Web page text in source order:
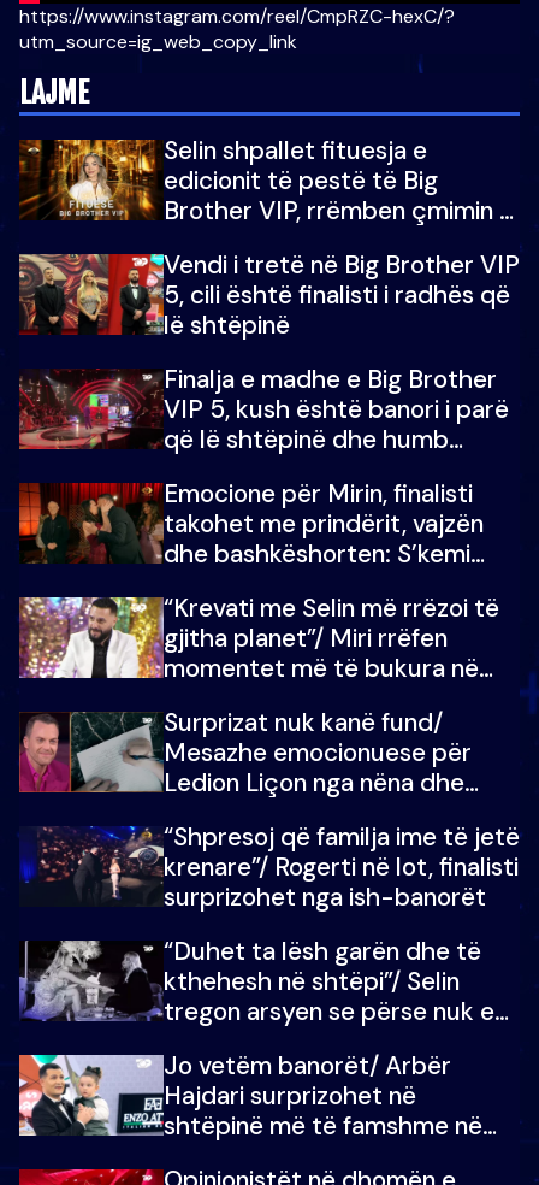
https://www.instagram.com/reel/CmpRZC-hexC/?
utm_source=ig_web_copy_link
LAJME
Selin shpallet fituesja e
edicionit të pestë të Big
Brother VIP, rrëmben çmimin e
Vendi i tretë në Big Brother VIP
5, cili është finalisti i radhës që
lë shtëpinë
Finalja e madhe e Big Brother
VIP 5, kush është banori i parë
që lë shtëpinë dhe humb
çmimin e madh
Emocione për Mirin, finalisti
takohet me prindërit, vajzën
dhe bashkëshorten: S’kemi
“Krevati me Selin më rrëzoi të
gjitha planet”/ Miri rrëfen
momentet më të bukura në
mungojë zilja e mëngjesit kur…
Surprizat nuk kanë fund/
Mesazhe emocionuese për
Ledion Liçon nga nëna dhe
mban dot lotët: Nuk meritoj…
“Shpresoj që familja ime të jetë
krenare”/ Rogerti në lot, finalisti
surprizohet nga ish-banorët
“Duhet ta lësh garën dhe të
kthehesh në shtëpi”/ Selin
tregon arsyen se përse nuk e
çoja luftën time deri në fund
Jo vetëm banorët/ Arbër
Hajdari surprizohet në
shtëpinë më të famshme në